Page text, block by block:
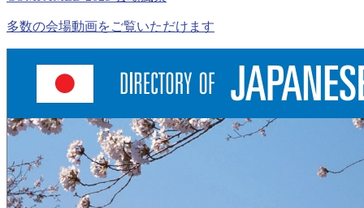
多数の会場動画をご覧いただけます